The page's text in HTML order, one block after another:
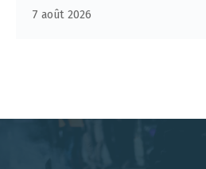
7 août 2026